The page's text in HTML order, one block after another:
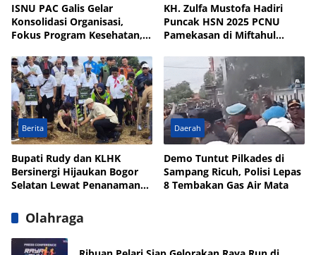
ISNU PAC Galis Gelar
Konsolidasi Organisasi,
Fokus Program Kesehatan,
KH. Zulfa Mustofa Hadiri
Puncak HSN 2025 PCNU
Pamekasan di Miftahul
Berita
Bupati Rudy dan KLHK
Bersinergi Hijaukan Bogor
Selatan Lewat Penanaman
Daerah
Demo Tuntut Pilkades di
Sampang Ricuh, Polisi Lepas
8 Tembakan Gas Air Mata
Olahraga